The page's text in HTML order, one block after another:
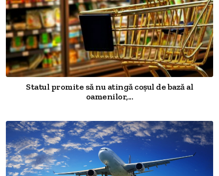
Statul promite să nu atingă coșul de bază al
oamenilor,...